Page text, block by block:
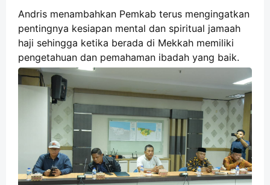
Andris menambahkan Pemkab terus mengingatkan
pentingnya kesiapan mental dan spiritual jamaah
haji sehingga ketika berada di Mekkah memiliki
pengetahuan dan pemahaman ibadah yang baik.